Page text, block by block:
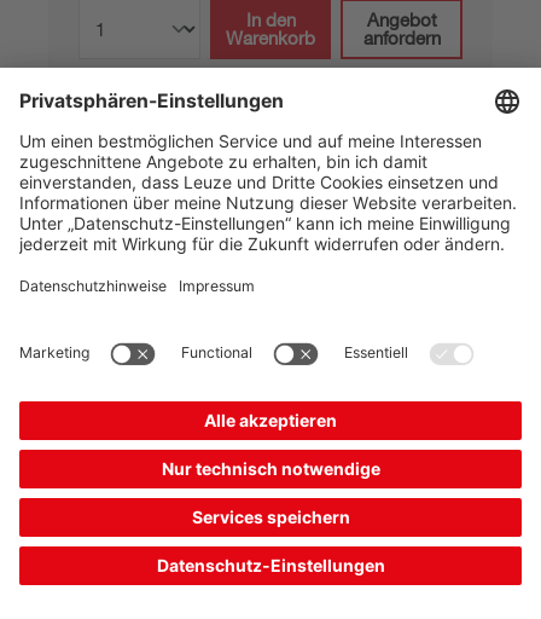
In den
Warenkorb
Angebot
anfordern
Kombinationsprodukt
CML720i-T05-880.A-M12
Lichtvorhang Sender